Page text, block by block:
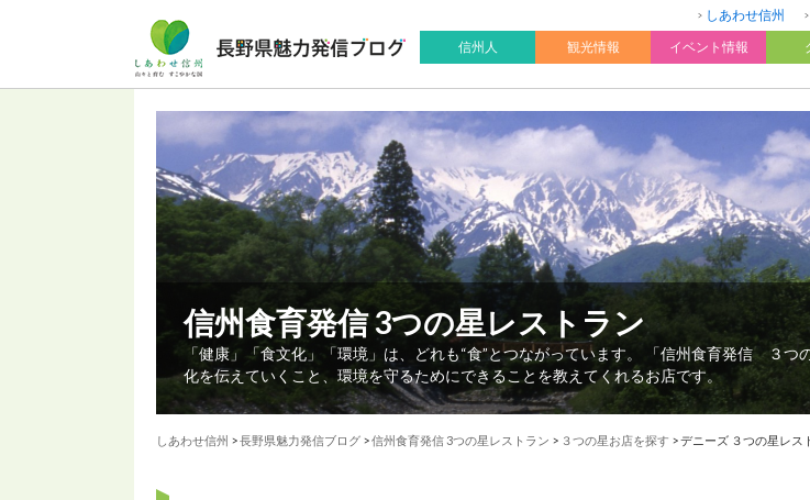
しあわせ信州
信州人
観光情報 イベント情報
信州食育発信 3つの星レストラン
「健康」「食文化」「環境」は、どれも“食”とつながっています。 「信州食育発信 ３
化を伝えていくこと、環境を守るためにできることを教えてくれるお店です。
しあわせ信州 >長野県魅力発信ブログ >信州食育発信 3つの星レストラン > ３つの星お店を探す >デニーズ ３つの星レス